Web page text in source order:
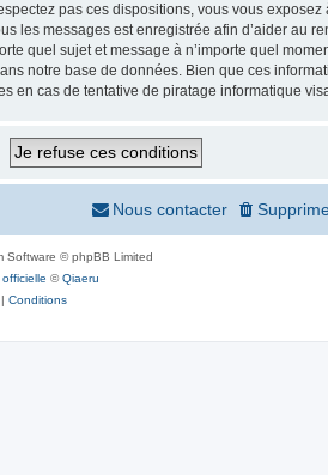
pas ces dispositions, vous vous
les messages est enregistrée afin d’aider au
quel sujet et message à n’importe quel
notre base de données. Bien que ces
en cas de tentative de piratage informatique
Nous contacter
Software © phpBB Limited
©Qiaeru
| Conditions